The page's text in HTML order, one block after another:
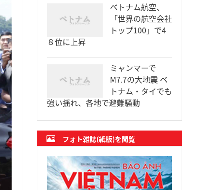
ベトナム航空、
「世界の航空会社
トップ100」で4
８位に上昇
ミャンマーで
M7.7の大地震 ベ
トナム・タイでも
強い揺れ、各地で避難騒動
フォト雑誌(紙版)を閲覧